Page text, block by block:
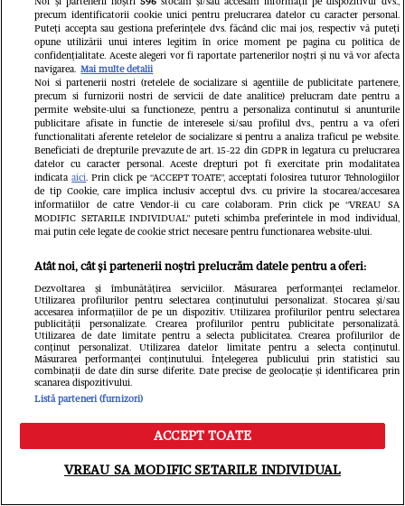
Când începe Asia Express 2026.
Antena 1 a anunțat data oficială a
noului sezon filmat în Uzbekistan și
China/ Detalii din culise
Meniu Caută
precum identificatorii cookie unici pentru prelucrarea datelor cu caracter personal.
Puteți accepta sau gestiona preferințele dvs. făcând clic mai jos, respectiv vă puteți
opune utilizării unui interes legitim în orice moment pe pagina cu politica de
confidențialitate. Aceste alegeri vor fi raportate partenerilor noștri și nu vă vor afecta
navigarea. Mai multe detalii
Noi si partenerii nostri (retelele de socializare si agentiile de publicitate partenere,
precum si furnizorii nostri de servicii de date analitice) prelucram date pentru a
permite website-ului sa functioneze, pentru a personaliza continutul si anunturile
publicitare afisate in functie de interesele si/sau profilul dvs., pentru a va oferi
functionalitati aferente retelelor de socializare si pentru a analiza traficul pe website.
Beneficiati de drepturile prevazute de art. 15-22 din GDPR in legatura cu prelucrarea
datelor cu caracter personal. Aceste drepturi pot fi exercitate prin modalitatea
indicataaici. Prin click pe “ACCEPT TOATE”, acceptati folosirea tuturor Tehnologiilor
de tip Cookie, care implica inclusiv acceptul dvs. cu privire la stocarea/accesarea
informatiilor de catre Vendor-ii cu care colaboram. Prin click pe “VREAU SA
MODIFIC SETARILE INDIVIDUAL” puteti schimba preferintele in mod individual,
mai putin cele legate de cookie strict necesare pentru functionarea website-ului.
Atât noi, cât și partenerii noștri prelucrăm datele pentru a oferi:
Dezvoltarea și îmbunătățirea serviciilor. Măsurarea performanței reclamelor.
Utilizarea profilurilor pentru selectarea conținutului personalizat. Stocarea și/sau
accesarea informațiilor de pe un dispozitiv. Utilizarea profilurilor pentru selectarea
publicității personalizate. Crearea profilurilor pentru publicitate personalizată.
Utilizarea de date limitate pentru a selecta publicitatea. Crearea profilurilor de
conținut personalizat. Utilizarea datelor limitate pentru a selecta conținutul.
Măsurarea performanței conținutului. Înțelegerea publicului prin statistici sau
combinații de date din surse diferite. Date precise de geolocație și identificarea prin
scanarea dispozitivului.
Listă parteneri (furnizori)
ACCEPT TOATE
VREAU SA MODIFIC SETARILE INDIVIDUAL